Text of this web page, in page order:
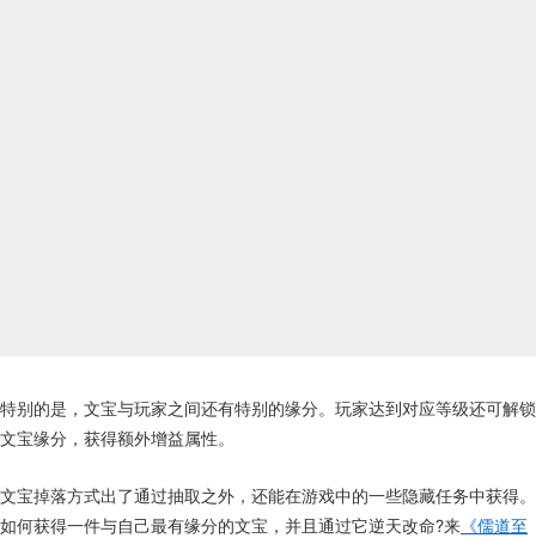
特别的是，文宝与玩家之间还有特别的缘分。玩家达到对应等级还可解锁
文宝缘分，获得额外增益属性。
文宝掉落方式出了通过抽取之外，还能在游戏中的一些隐藏任务中获得。
如何获得一件与自己最有缘分的文宝，并且通过它逆天改命?来 《儒道至